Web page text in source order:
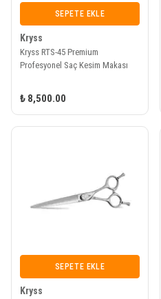
SEPETE EKLE
Kryss
Kryss RTS-45 Premium
Profesyonel Saç Kesim Makası
₺ 8,500.00
SEPETE EKLE
Kryss